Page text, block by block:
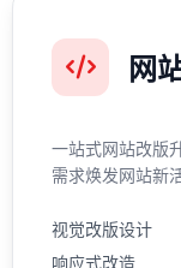
网
一站式网站改版
需求焕发网站新
视觉改版设计
响应式改造